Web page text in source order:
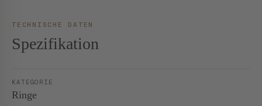
TECHNISCHE DATEN
Spezifikation
KATEGORIE
Ringe